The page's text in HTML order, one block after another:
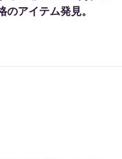
のアイテム発見。